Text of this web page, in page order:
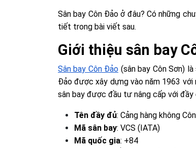
Sân bay Côn Đảo ở đâu? Có những
tiết trong bài viết sau.
Giới thiệu sân bay
Sân bay Côn Đảo (sân bay Côn Sơn)
Đảo được xây dựng vào năm 1963
sân bay được đầu tư nâng cấp với đầy
Tên đầy đủ: Cảng hàng không
Mã sân bay: VCS (IATA)
Mã quốc gia: +84